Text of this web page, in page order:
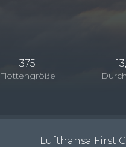
375
Flottengröße
Lufthansa First